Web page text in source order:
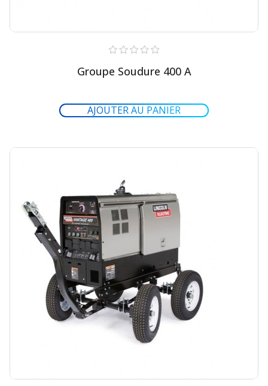
Groupe Soudure 400 A